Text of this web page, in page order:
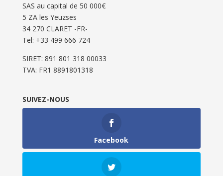
SAS au capital de 50 000€
5 ZA les Yeuzses
34 270 CLARET -FR-
Tel: ‭+33 499 666 724‬
SIRET: 891 801 318 00033
TVA: FR1 8891801318
SUIVEZ-NOUS
Facebook